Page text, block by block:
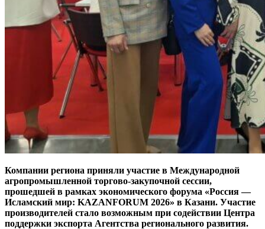
Компании региона приняли участие в Международной
агропромышленной торгово-закупочной сессии,
прошедшей в рамках экономического форума «Россия —
Исламский мир: KAZANFORUM 2026» в Казани. Участие
производителей стало возможным при содействии Центра
поддержки экспорта Агентства регионального развития.